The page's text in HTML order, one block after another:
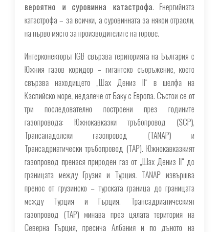
вероятно и суровинна катастрофа. Енергийната
катастрофа – за всички, а суровинната за някои отрасли,
на първо място за производителите на торове.
Интерконекторът IGB свързва територията на България с
Южния газов коридор – гигантско съоръжение, което
свързва находището „Шах Дениз ІІ“ в шелфа на
Каспийско море, недалече от Баку с Европа. Състои се от
три последователно построени през годините
газопровода: Южнокавказки тръбопровод (SCP),
Трансанадолски газопровод (TANAP) и
Трансадриатически тръбопровод (TAP). Южнокавказкият
газопровод пренася природен газ от „Шах Дениз ІІ“ до
границата между Грузия и Турция. TANAP извършва
пренос от грузинско – турската граница до границата
между Турция и Гърция. Трансадриатическият
газопровод (TAP) минава през цялата територия на
Северна Гърция, пресича Албания и по дъното на